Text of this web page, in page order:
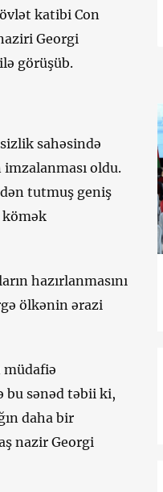
katibi Con
Georgi
görüşüb.
sahəsində
oldu.
tutmuş geniş
kömək
hazırlanmasını
ölkənin ərazi
müdafiə
sənəd təbii ki,
daha bir
nazir Georgi